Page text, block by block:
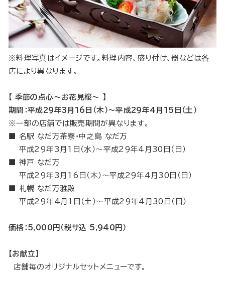
※料理写真はイメージです。料理内容、盛り付け、器などは各
店により異なります。
【 季節の点心〜お花見桜〜 】
期間：平成29年3月16日（木）～平成29年4月15日（土）
※一部の店舗では販売期間が異なります。
■ 名駅 なだ万茶寮・中之島 なだ万
平成29年3月1日（水）〜平成29年4月30日（日）
■ 神戸 なだ万
平成29年3月16日（木）〜平成29年4月30日（日）
■ 札幌 なだ万雅殿
平成29年4月1日（土）〜平成29年4月30日（日）
価格：5,000円（税サ込 5,940円）
【お献立】
店舗毎のオリジナルセットメニューです。